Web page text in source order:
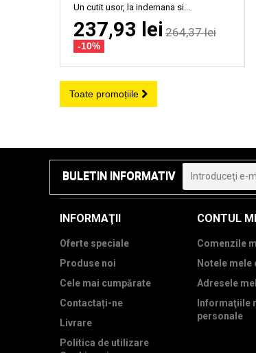
Un cutit usor, la indemana si...
237,93 lei 264,37 lei
-10%
Toate promoțiile
BULETIN INFORMATIV
INFORMAŢII
Oferte speciale
Produse noi
Cele mai cumpărate
Contactați-ne
Livrare
Politica de utilizare
CONTUL
Comenzile
Notele mele
Adresele
Informaţiile
personale